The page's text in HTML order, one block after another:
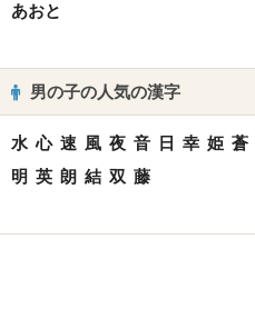
あおと
男の子の人気の漢字
水 心 速 風 夜 音 日 幸 姫 蒼
明 英 朗 結 双 藤